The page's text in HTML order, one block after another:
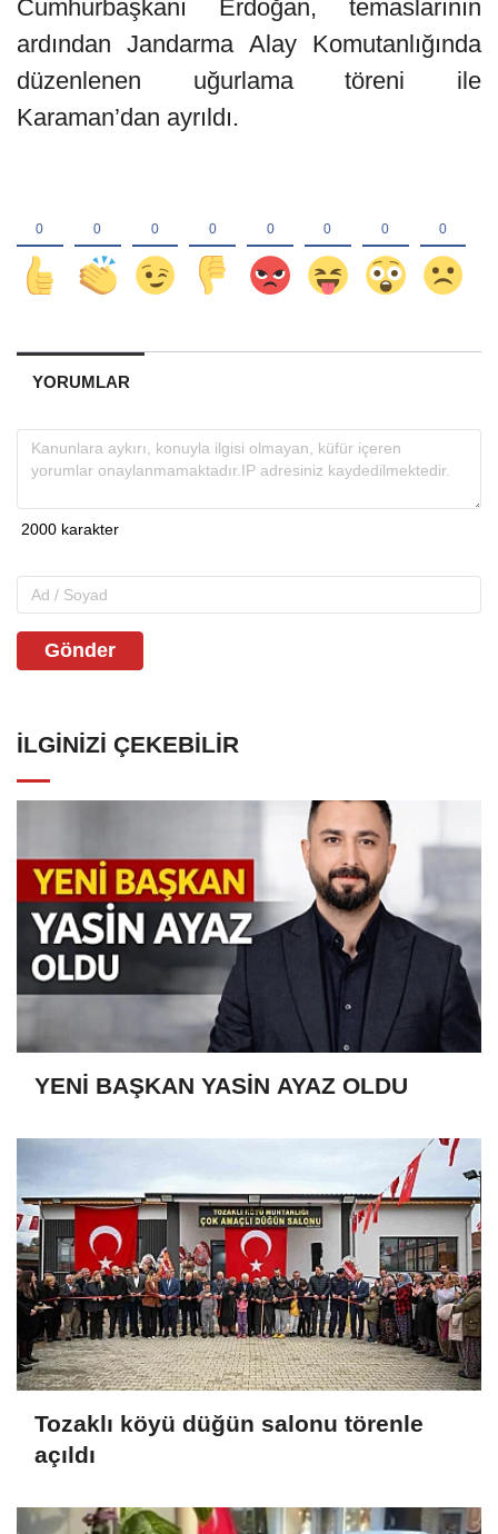
Cumhurbaşkanı Erdoğan, temaslarının
ardından Jandarma Alay Komutanlığında
düzenlenen uğurlama töreni ile
Karaman’dan ayrıldı.
YORUMLAR
Gönder
İLGINIZI ÇEKEBILIR
YENİ BAŞKAN YASİN AYAZ OLDU
Tozaklı köyü düğün salonu törenle
açıldı